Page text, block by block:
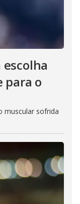
para o
muscular sofrida